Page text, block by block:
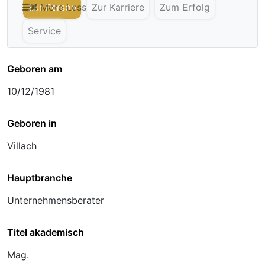
Zur Person Zur Karriere
Zum Erfolg
Service
More Less
Geboren am
10/12/1981
Geboren in
Villach
Hauptbranche
Unternehmensberater
Titel akademisch
Mag.